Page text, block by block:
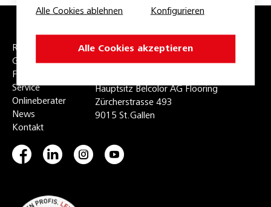
Raumplaner
Galerie
Favoriten
Service
Onlineberater
News
Kontakt
+41 71 313 21 21
info@belcolor.ch
Hauptsitz Belcolor AG Flooring
Zürcherstrasse 493
9015 St.Gallen
Liberty Original 55
Liberty Original 70
Liberty Sound Home
Liberty Urban 40
Expona Design
Alle Cookies ablehnen Konfigurieren
Alle Cookies akzeptieren